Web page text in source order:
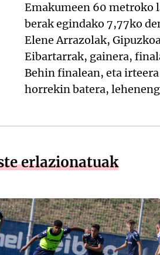
Emakumeen 60 metroko
berak egindako 7,77ko
Elene Arrazolak,
Eibartarrak, gainera,
Behin finalean, eta
horrekin batera,
erlazionatuak